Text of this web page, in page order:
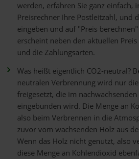
werden, erfahren Sie ganz einfach,
Preisrechner Ihre Postleitzahl, und
eingeben und auf "Preis
erscheint neben den aktuellen
und die Zahlungsarten.
Was heißt eigentlich CO2-neutral?
neutralen Verbrennung wird nur
freigesetzt, die im
eingebunden wird. Die Menge an
also beim Verbrennen in die
zuvor vom wachsenden Holz aus
Wenn das Holz nicht genutzt, also
diese Menge an Kohlendioxid